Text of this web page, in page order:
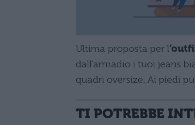
Ultima proposta per l
dall’armadio i tuoi jeans
quadri oversize. Ai piedi
TI POTREBBE